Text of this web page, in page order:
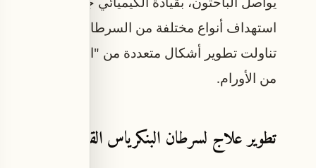
تناولت تطوير أشكال متعددة من "المطارق
من الأورام.
تطوير علاج لسرطان البنكرياس القاتل